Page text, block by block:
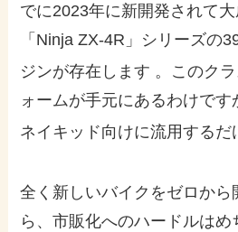
でに2023年に新開発されて
「Ninja ZX-4R」シリーズの
ジンが存在します 。このク
ォームが手元にあるわけで
ネイキッド向けに流用するだ
全く新しいバイクをゼロから
ら、市販化へのハードルは